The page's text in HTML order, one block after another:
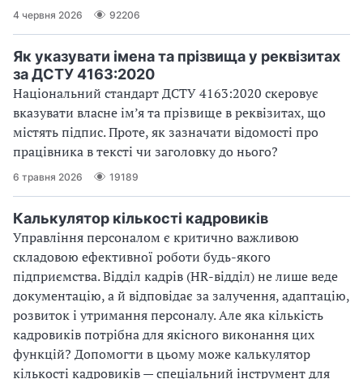
4 червня 2026 92206
Як указувати імена та прізвища у реквізитах
за ДСТУ 4163:2020
Національний стандарт ДСТУ 4163:2020 скеровує
вказувати власне ім’я та прізвище в реквізитах, що
містять підпис. Проте, як зазначати відомості про
працівника в тексті чи заголовку до нього?
6 травня 2026 19189
Калькулятор кількості кадровиків
Управління персоналом є критично важливою
складовою ефективної роботи будь-якого
підприємства. Відділ кадрів (HR-відділ) не лише веде
документацію, а й відповідає за залучення, адаптацію,
розвиток і утримання персоналу. Але яка кількість
кадровиків потрібна для якісного виконання цих
функцій? Допомогти в цьому може калькулятор
кількості кадровиків — спеціальний інструмент для